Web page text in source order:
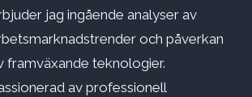
jag ingående analyser av
och påverkan
framväxande teknologier.
av professionell